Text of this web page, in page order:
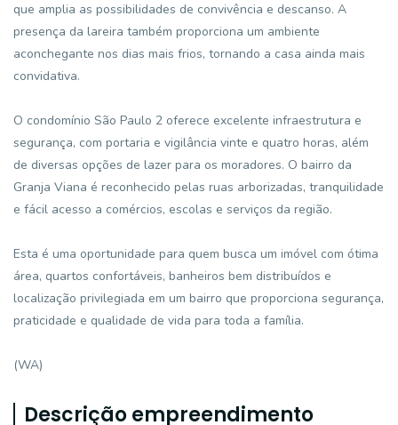
que amplia as possibilidades de convivência e descanso. A
presença da lareira também proporciona um ambiente
aconchegante nos dias mais frios, tornando a casa ainda mais
convidativa.
O condomínio São Paulo 2 oferece excelente infraestrutura e
segurança, com portaria e vigilância vinte e quatro horas, além
de diversas opções de lazer para os moradores. O bairro da
Granja Viana é reconhecido pelas ruas arborizadas, tranquilidade
e fácil acesso a comércios, escolas e serviços da região.
Esta é uma oportunidade para quem busca um imóvel com ótima
área, quartos confortáveis, banheiros bem distribuídos e
localização privilegiada em um bairro que proporciona segurança,
praticidade e qualidade de vida para toda a família.
(WA)
Descrição empreendimento